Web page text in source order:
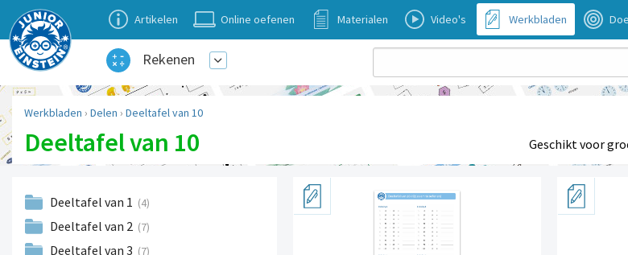
Artikelen Online oefenen Materialen Video's Werkbladen
Rekenen
Werkbladen › Delen › Deeltafel van 10
Deeltafel van 10 Geschikt voor
Deeltafel van 1 (4)
Deeltafel van 2 (7)
Deeltafel van 3 (7)